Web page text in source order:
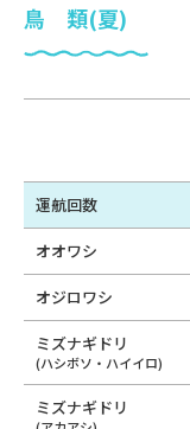
鳥 類(夏)
運航回数
オオワシ
オジロワシ
ミズナギドリ
(ハシボソ・ハイイロ)
ミズナギドリ